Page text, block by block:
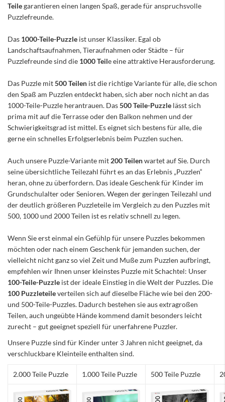
Teilegarantieren einen langen Spaß, gerade für anspruchsvolle
Puzzlefreunde.
Das 1000-Teile-Puzzle ist unser Klassiker. Egal ob
Landschaftsaufnahmen, Tieraufnahmen oder Städte – für
Puzzlefreunde sind die 1000 Teile eine attraktive Herausforderung.
Das Puzzle mit500 Teilen ist die richtige Variante für alle, die schon
den Spaß am Puzzlen entdeckt haben, sich aber noch nicht an das
1000-Teile-Puzzle herantrauen. Das500 Teile-Puzzle lässt sich
prima mit auf die Terrasse oder den Balkon nehmen und der
Schwierigkeitsgrad ist mittel. Es eignet sich bestens für alle, die
gerne ein schnelles Erfolgserlebnis beim Puzzlen suchen.
Auch unsere Puzzle-Variante mit 200 Teilenwartet auf Sie. Durch
seine übersichtliche Teilezahl führt es an das Erlebnis „Puzzlen“
heran, ohne zu überfordern. Das ideale Geschenk für Kinder im
Grundschulalter oder Senioren. Wegen der geringen Teilezahl und
der deutlich größeren Puzzleteile im Vergleich zu den Puzzles mit
500, 1000 und 2000 Teilen ist es relativ schnell zu legen.
Wenn Sie erst einmal ein Gefühlp für unsere Puzzles bekommen
möchten oder nach einem Geschenk für jemanden suchen, der
vielleicht nicht ganz so viel Zeit und Muße zum Puzzlen aufbringt,
empfehlen wir Ihnen unser kleinstes Puzzle mit Schachtel: Unser
100-Teile-Puzzle ist der ideale Einstieg in die Welt der Puzzles. Die
100 Puzzleteileverteilen sich auf dieselbe Fläche wie bei den 200-
und 500-Teile-Puzzles. Dadurch bestehen sie aus extragroßen
Teilen, auch ungeübte Hände kommend damit besonders leicht
zurecht – gut geeignet speziell für unerfahrene Puzzler.
Unsere Puzzle sind für Kinder unter 3 Jahren nicht geeignet, da
verschluckbare Kleinteile enthalten sind.
2.000 Teile Puzzle 1.000 Teile Puzzle 500 Teile Puzzle